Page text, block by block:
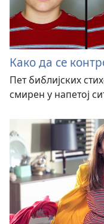
Како да се
Пет библијских
смирен у напетој